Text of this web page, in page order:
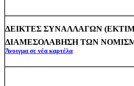
ΔΕΙΚΤΕΣ ΣΥΝΑΛΛΑΓΩΝ
ΔΙΑΜΕΣΟΛΑΒΗΣΗ ΤΩΝ
Άνοιγμα σε νέα καρτέλα